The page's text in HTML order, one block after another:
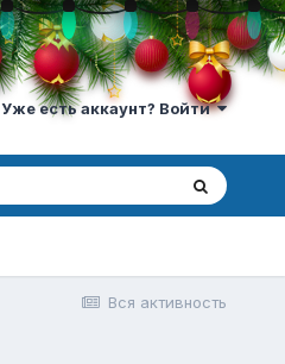
Уже есть аккаунт? Войти
Вся активность